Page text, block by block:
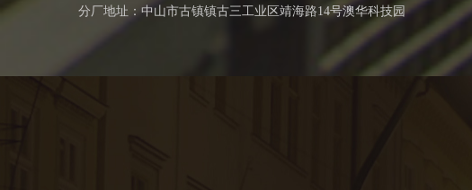
分厂地址：中山市古镇镇古三工业区靖海路14号澳华科技园